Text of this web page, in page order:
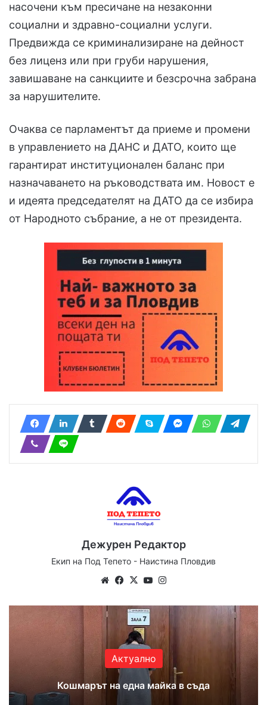
насочени към пресичане на незаконни
социални и здравно-социални услуги.
Предвижда се криминализиране на дейност
без лиценз или при груби нарушения,
завишаване на санкциите и безсрочна забрана
за нарушителите.
Очаква се парламентът да приеме и промени
в управлението на ДАНС и ДАТО, които ще
гарантират институционален баланс при
назначаването на ръководствата им. Новост е
и идеята председателят на ДАТО да се избира
от Народното събрание, а не от президента.
Дежурен Редактор
Екип на Под Тепето - Наистина Пловдив
WebsiteFacebook
X YouTube
Актуално
Кошмарът на една майка в съда